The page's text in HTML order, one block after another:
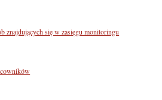
znajdujących się w zasięgu monitoringu